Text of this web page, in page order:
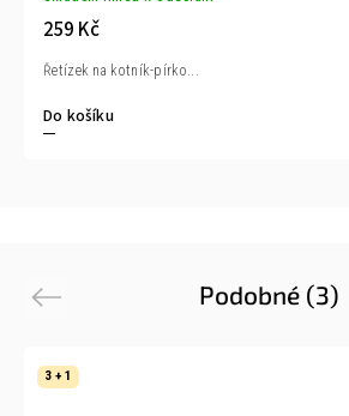
259 Kč
Do košíku
Řetízek na kotník-pírko...
Podobné (3)
Previous
3 + 1